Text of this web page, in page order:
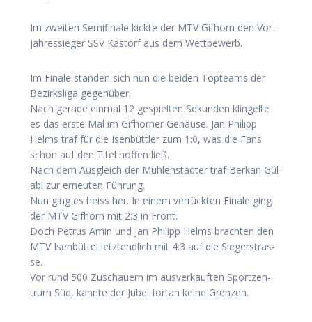
Im zwei­ten Semi­fi­na­le kick­te der MTV Gif­horn den Vor­
jah­res­sie­ger SSV Käs­torf aus dem Wettbewerb.
Im Fina­le stan­den sich nun die bei­den Top­teams der
Bezirks­li­ga gegen­über.
Nach gera­de ein­mal 12 gespiel­ten Sekun­den klin­gel­te
es das ers­te Mal im Gif­hor­ner Gehäu­se. Jan Phil­ipp
Helms traf für die Isen­bütt­ler zum 1:0, was die Fans
schon auf den Titel hof­fen ließ.
Nach dem Aus­gleich der Müh­len­städ­ter traf Ber­kan Gül­
a­bi zur erneu­ten Füh­rung.
Nun ging es heiss her. In einem ver­rück­ten Fina­le ging
der MTV Gif­horn mit 2:3 in Front.
Doch Petrus Amin und Jan Phil­ipp Helms brach­ten den
MTV Isen­büt­tel letzt­end­lich mit 4:3 auf die Sie­ger­stras­
se.
Vor rund 500 Zuschau­ern im aus­ver­kauf­ten Sport­zen­
trum Süd, kann­te der Jubel fort­an kei­ne Grenzen.